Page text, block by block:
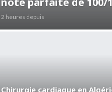
2 heures depuis
Chirurgie cardiaque en